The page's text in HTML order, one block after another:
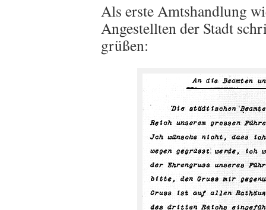
Als erste Amtshandlung
Angestellten der Stadt
grüßen: